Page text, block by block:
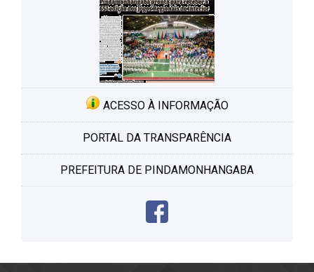
ACESSO À INFORMAÇÃO
PORTAL DA TRANSPARÊNCIA
PREFEITURA DE PINDAMONHANGABA